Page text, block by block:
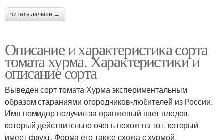
читать дальше →
Описание и характеристика сорта
томата хурма. Характеристики и
описание сорта
Выведен сорт томата Хурма экспериментальным
образом стараниями огородников-любителей из России.
Имя помидор получил за оранжевый цвет плодов,
который действительно очень похож на тот, который
имеет фрукт. Форма его также схожа с хурмой.